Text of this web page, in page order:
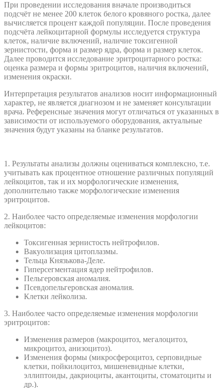
При проведении исследования вначале производиться
подсчёт не менее 200 клеток белого кровяного ростка, далее
вычисляется процент каждой популяции. После проведения
подсчёта лейкоцитарной формулы исследуется структура
клеток, наличие включений, наличие токсигенной
зернистости, форма и размер ядра, форма и размер клеток.
Далее проводится исследование эритроцитарного ростка:
оценка размера и формы эритроцитов, наличия включений,
изменения окраски.
Интерпретация результатов анализов носит информационный
характер, не является диагнозом и не заменяет консультации
врача. Референсные значения могут отличаться от указанных в
зависимости от используемого оборудования, актуальные
значения будут указаны на бланке результатов.
1. Результаты анализы должны оцениваться комплексно, т.е.
учитывать как процентное отношение различных популяций
лейкоцитов, так и их морфологические изменения,
дополнительно также морфологические изменения
эритроцитов.
2. Наиболее часто определяемые изменения морфологии
лейкоцитов:
Токсигенная зернистость нейтрофилов.
Вакуолизация цитоплазмы.
Тельца Князькова-Деле.
Гиперсегментация ядер нейтрофилов.
Пельгеровская аномалия.
Псевдопельгеровская аномалия.
Клетки лейколиза.
3. Наиболее часто определяемые изменения морфологии
эритроцитов:
Изменения размеров (макроцитоз, мегалоцитоз,
микроцитоз, анизоцитоз).
Изменения формы (микросфероцитоз, серповидные
клетки, пойкилоцитоз, мишеневидные клетки,
эллиптоиды, дакриоциты, акантоциты, стоматоциты и
др.).